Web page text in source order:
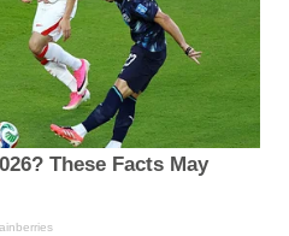
These Facts May